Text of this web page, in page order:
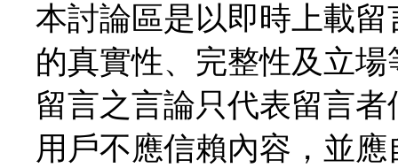
本討論區是以即時上載
的真實性、完整性及立
留言之言論只代表留言
用戶不應信賴內容，並